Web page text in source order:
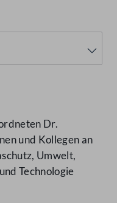
Dr.
und Kollegen an
Umwelt,
Technologie